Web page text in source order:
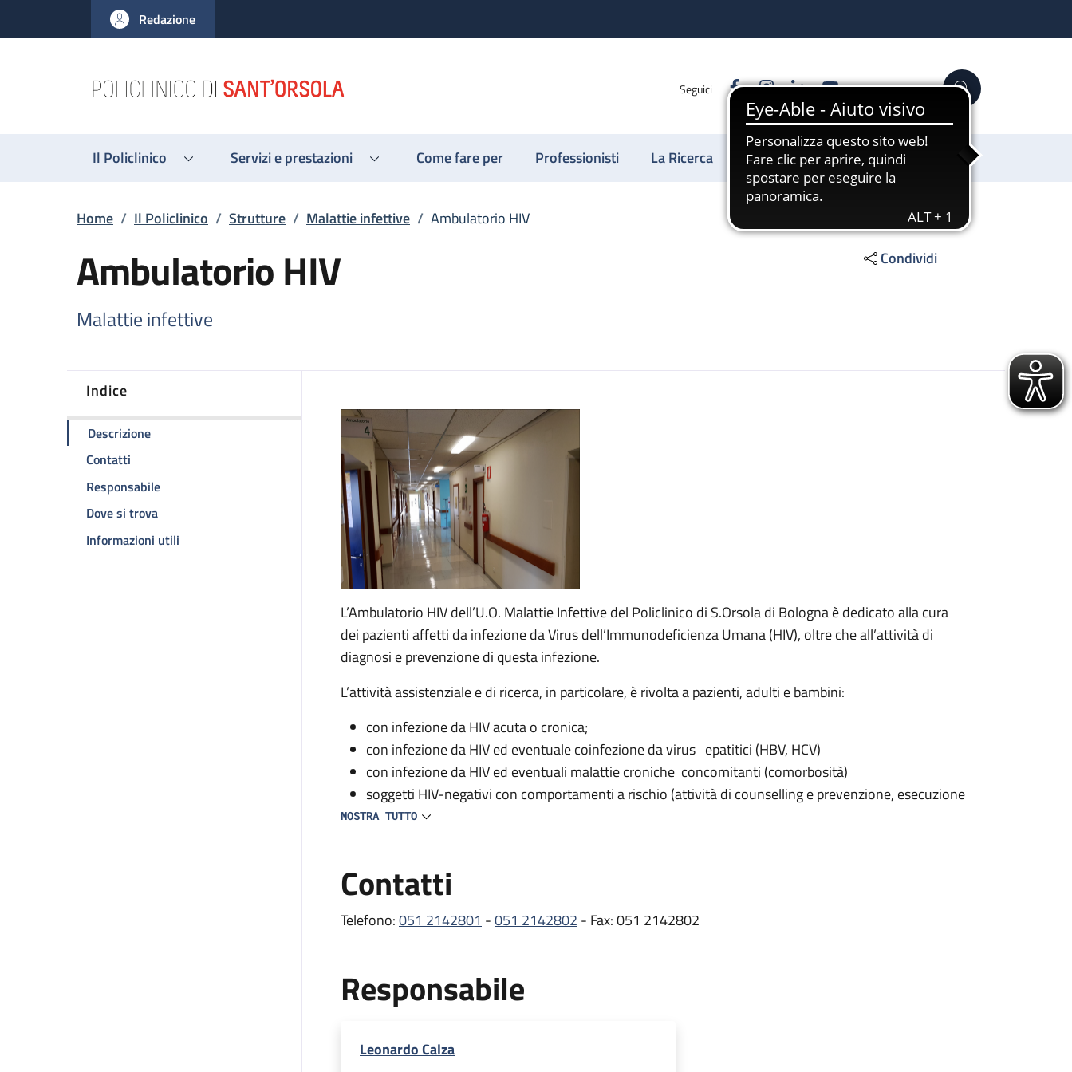
al contenuto principale
to footer content
Redazione
Seguici FacebookInstagram
LinkedinYouTube Cerca
Il Policlinico Servizi e prestazioni Come fare per Professionisti La Ricerca Sostienici
Briciole di pane
Home / Il Policlinico / Strutture / Malattie infettive / Ambulatorio HIV
Ambulatorio HIV
Malattie infettive
Condividi
Indice
Descrizionedella pagina Ambulatorio HIV
Contatti
Responsabiledella pagina Ambulatorio HIV
Dove si trovadella pagina Ambulatorio HIV
Informazioni utili
Descrizione
L’Ambulatorio HIV dell’U.O. Malattie Infettive del Policlinico di S.Orsola di Bologna è dedicato alla cura
dei pazienti affetti da infezione da Virus dell’Immunodeficienza Umana (HIV), oltre che all’attività di
diagnosi e prevenzione di questa infezione.
L’attività assistenziale e di ricerca, in particolare, è rivolta a pazienti, adulti e bambini:
con infezione da HIV acuta o cronica;
con infezione da HIV ed eventuale coinfezione da virus epatitici (HBV, HCV)
con infezione da HIV ed eventuali malattie croniche concomitanti (comorbosità)
soggetti HIV-negativi con comportamenti a rischio (attività di counselling e prevenzione, esecuzione
del test HIV).
antiretrovirali) e partecipa a vari studi clinici nazionali e internazionali relativi all’infezione da HIV,
alle comorbosità e all’efficacia/tollerabilità dei farmaci antiretrovirali.
L’ambulatorio si occupa dei pazienti con infezione da HIV, svolgendo un’attività assistenziale che
monitoraggio dell’infezione, oltre alla prescrizione e distribuzione della terapia antiretrovirale e degli altri
farmaci per il trattamento delle comorbosità (erogati dalla Farmacia Ospedaliera con un punto di
MOSTRA TUTTO
Contatti
Telefono:051 2142801 -051 2142802 - Fax: 051 2142802
Responsabile
Leonardo Calza